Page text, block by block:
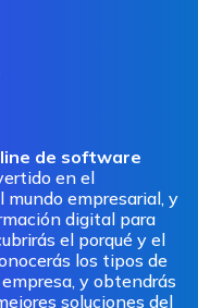
de software
en el
empresarial, y
digital para
el porqué y el
los tipos de
y obtendrás
soluciones del